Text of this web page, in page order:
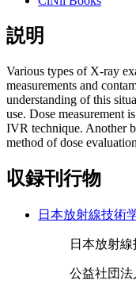
説明
Various types of X-ray
measurements and
understanding of this
use. Dose measurement
IVR technique. Another
method of dose
収録刊行物
日本放射線技術
日本放射線
公益社団法